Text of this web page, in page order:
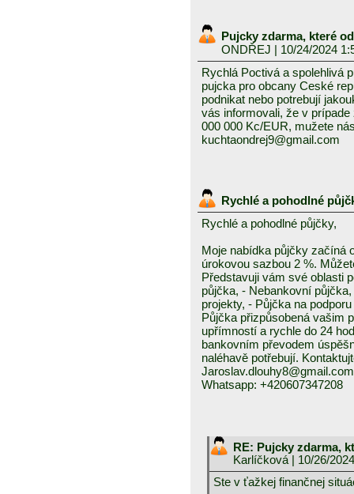
Pujcky zdarma, které
ONDŘEJ | 10/24/2024
Rychlá Poctivá a spolehlivá
pujcka pro obcany Ceské
podnikat nebo potrebují
vás informovali, že v
000 000 Kc/EUR, mužete
kuchtaondrej9@gmail.com
Rychlé a pohodlné
Rychlé a pohodlné půjčky,
Moje nabídka půjčky začíná
úrokovou sazbou 2 %.
Představuji vám své oblasti
půjčka, - Nebankovní
projekty, - Půjčka na
Půjčka přizpůsobená vašim
upřímností a rychle do 24
bankovním převodem
naléhavě potřebují.
Jaroslav.dlouhy8@gmail.com
Whatsapp: +420607347208
RE: Pujcky zdarma,
Karlíčková | 10/26/
Ste v ťažkej finančnej